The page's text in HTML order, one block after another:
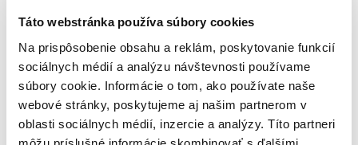
Táto webstránka používa súbory cookies
Na prispôsobenie obsahu a reklám, poskytovanie funkcií
sociálnych médií a analýzu návštevnosti používame
súbory cookie. Informácie o tom, ako používate naše
webové stránky, poskytujeme aj našim partnerom v
oblasti sociálnych médií, inzercie a analýzy. Títo partneri
Zloženie:
Petrolatum, Stearyl Alcohol, Paraffinum Liquidum,
Aloe Barbadensis Leaf Extract.
Výrobca: Procter & Gamble, 65823 Schwalbach/Ts., Germany
Upozornenie: Udržiavajte obaly mimo dosah detí, aby sa
predišlo nebezpečenstvu udusenia / uškrtenia.
OPÝTAŤ SA STRÁŽIŤ
Súvisiaci tovar